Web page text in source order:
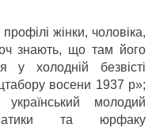
жінки, чоловіка,
знають, що там його
у холодній безвісті
восени 1937 р»;
молодий
та юрфаку